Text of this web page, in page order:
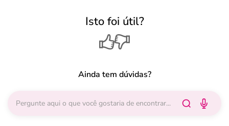
Isto foi útil?
Ainda tem dúvidas?